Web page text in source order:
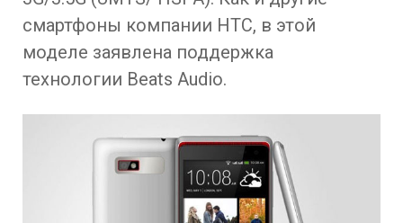
смартфоны компании HTC, в этой
моделе заявлена поддержка
технологии Beats Audio.